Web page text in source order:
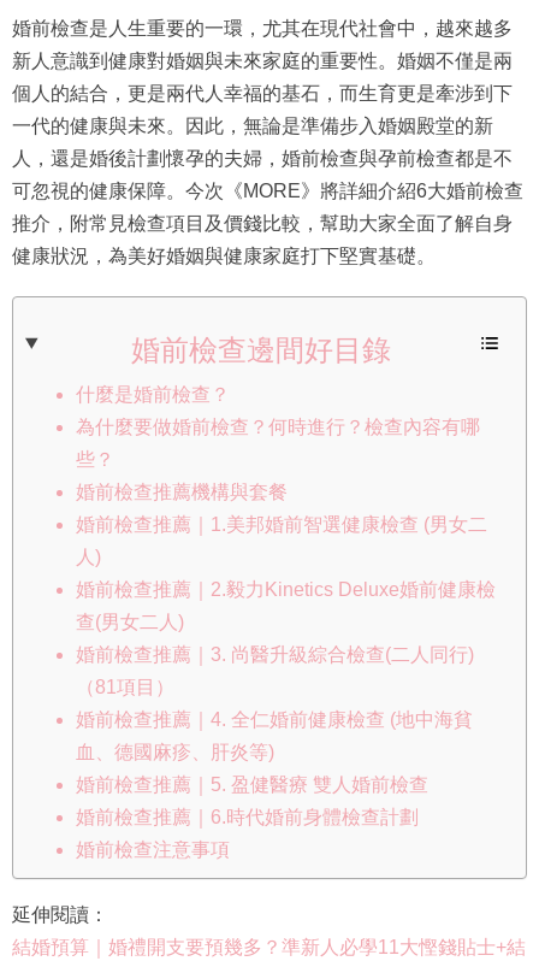
婚前檢查是人生重要的一環，尤其在現代社會中，越來越多
新人意識到健康對婚姻與未來家庭的重要性。婚姻不僅是兩
個人的結合，更是兩代人幸福的基石，而生育更是牽涉到下
一代的健康與未來。因此，無論是準備步入婚姻殿堂的新
人，還是婚後計劃懷孕的夫婦，婚前檢查與孕前檢查都是不
可忽視的健康保障。今次《MORE》將詳細介紹6大婚前檢查
推介，附常見檢查項目及價錢比較，幫助大家全面了解自身
健康狀況，為美好婚姻與健康家庭打下堅實基礎。
婚前檢查邊間好目錄
什麼是婚前檢查？
為什麼要做婚前檢查？何時進行？檢查內容有哪
些？
婚前檢查推薦機構與套餐
婚前檢查推薦｜1.美邦婚前智選健康檢查 (男女二
人)
婚前檢查推薦｜2.毅力Kinetics Deluxe婚前健康檢
查(男女二人)
婚前檢查推薦｜3. 尚醫升級綜合檢查(二人同行)
（81項目）
婚前檢查推薦｜4. 全仁婚前健康檢查 (地中海貧
血、德國麻疹、肝炎等)
婚前檢查推薦｜5. 盈健醫療 雙人婚前檢查
婚前檢查推薦｜6.時代婚前身體檢查計劃
婚前檢查注意事項
延伸閱讀：
結婚預算｜婚禮開支要預幾多？準新人必學11大慳錢貼士+結